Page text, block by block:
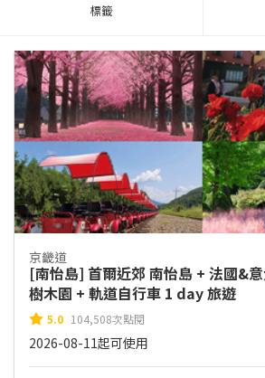
標籤
京畿道
[南怡島] 首爾近郊 南怡島 + 法國&
樹木園 + 軌道自行車 1 day 旅遊
5.0 104,508次點閱
2026-08-11起可使用